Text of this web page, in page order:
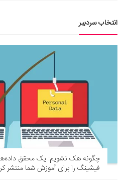
انتخاب سردبیر
فیشینگ را برای آموزش شما منتشر